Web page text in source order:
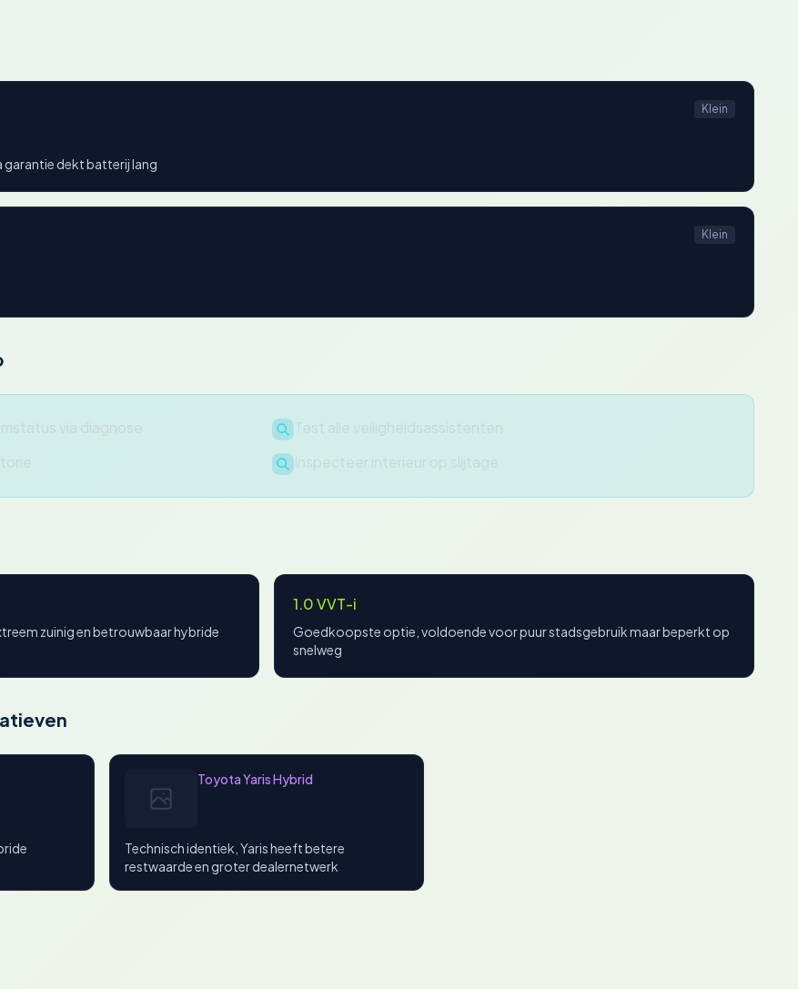
Klein
dekt batterij lang
Klein
via diagnose
Test alle veiligheidsassistenten
Inspecteer interieur op slijtage
zuinig en betrouwbaar hybride
1.0 VVT-i
Goedkoopste optie, voldoende voor puur stadsgebruik maar beperkt op
snelweg
Toyota Yaris Hybrid
Technisch identiek, Yaris heeft betere
restwaarde en groter dealernetwerk